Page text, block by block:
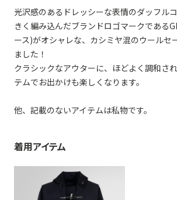
光沢感のあるドレッシーな表情のダッフル
きく編み込んだブランドロゴマークである
ース)がオシャレな、カシミヤ混のウールセ
ました！
クラシックなアウターに、ほどよく調和さ
テムでお出かけも楽しくなります。
他、記載のないアイテムは私物です。
着用アイテム